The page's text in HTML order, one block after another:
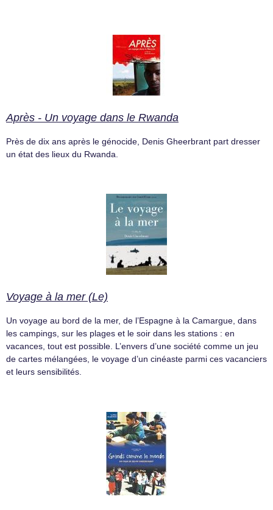
Après - Un voyage dans le Rwanda
Près de dix ans après le génocide, Denis Gheerbrant part dresser
un état des lieux du Rwanda.
Voyage à la mer (Le)
Un voyage au bord de la mer, de l’Espagne à la Camargue, dans
les campings, sur les plages et le soir dans les stations : en
vacances, tout est possible. L’envers d’une société comme un jeu
de cartes mélangées, le voyage d’un cinéaste parmi ces vacanciers
et leurs sensibilités.